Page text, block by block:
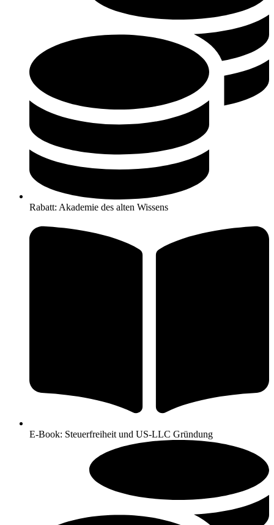
Rabatt: Akademie des alten Wissens
E-Book: Steuerfreiheit und US-LLC Gründung